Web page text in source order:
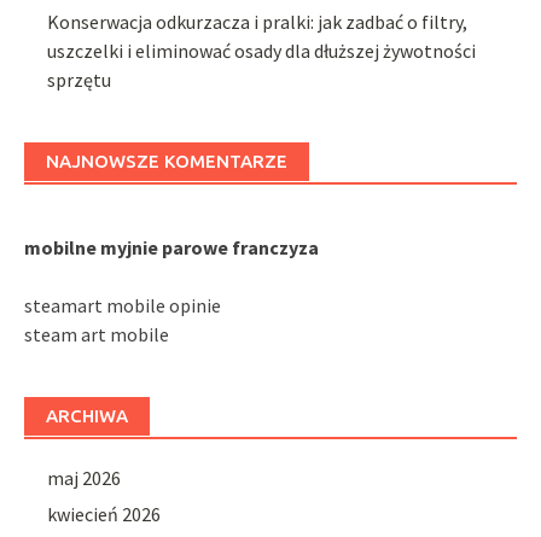
Konserwacja odkurzacza i pralki: jak zadbać o filtry,
uszczelki i eliminować osady dla dłuższej żywotności
sprzętu
NAJNOWSZE KOMENTARZE
mobilne myjnie parowe franczyza
steamart mobile opinie
steam art mobile
ARCHIWA
maj 2026
kwiecień 2026